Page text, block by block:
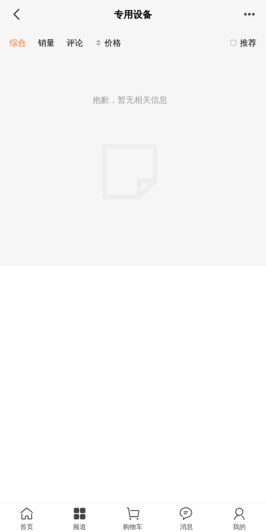
专用设备
推荐
综合 销量 评论 价格
抱歉，暂无相关信息
首页 频道 购物车 消息 我的